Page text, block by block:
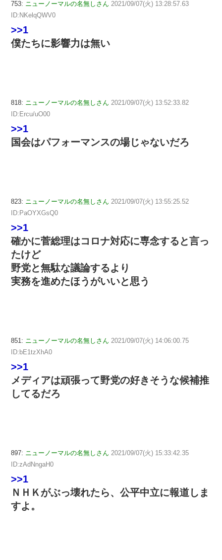
753: ニューノーマルの名無しさん 2021/09/07(火) 13:28:57.63
ID:NKelqQWV0
>>1
僕たちに影響力は無い
818: ニューノーマルの名無しさん 2021/09/07(火) 13:52:33.82
ID:Ercu/uO00
>>1
国会はパフォーマンスの場じゃないだろ
823: ニューノーマルの名無しさん 2021/09/07(火) 13:55:25.52
ID:PaOYXGsQ0
>>1
確かに菅総理はコロナ対応に専念すると言っ
たけど
野党と無駄な議論するより
実務を進めたほうがいいと思う
851: ニューノーマルの名無しさん 2021/09/07(火) 14:06:00.75
ID:bE1tzXhA0
>>1
メディアは頑張って野党の好きそうな候補推
してるだろ
897: ニューノーマルの名無しさん 2021/09/07(火) 15:33:42.35
ID:zAdNngaH0
>>1
ＮＨＫがぶっ壊れたら、公平中立に報道しま
すよ。